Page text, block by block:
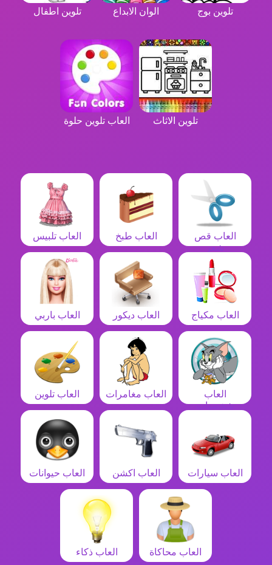
تلوين بوج الوان الابداع تلوين اطفال
تلوين الاثاث العاب تلوين حلوة
العاب قص
شعر
العاب طبخ العاب تلبيس
العاب مكياج العاب ديكور العاب باربي
العاب
شخصيات
العاب مغامرات العاب تلوين
العاب سيارات العاب اكشن العاب حيوانات
العاب محاكاة العاب ذكاء